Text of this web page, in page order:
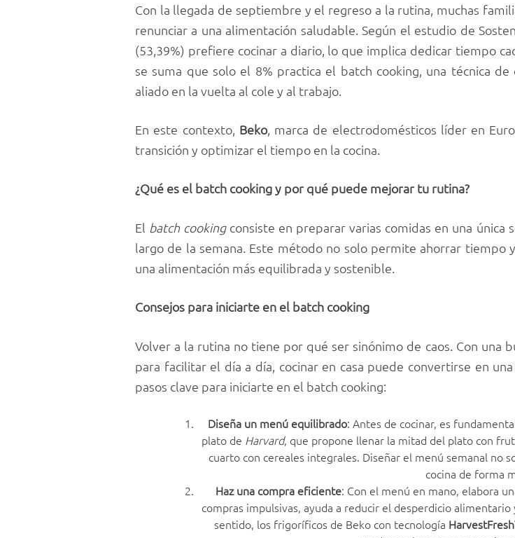
Con la llegada de septiembre y el regreso a la rutina, muchas
renunciar a una alimentación saludable. Según el estudio de
(53,39%) prefiere cocinar a diario, lo que implica dedicar tiempo
se suma que solo el 8% practica el batch cooking, una técnica
aliado en la vuelta al cole y al trabajo.
En este contexto, Beko, marca de electrodomésticos líder en
transición y optimizar el tiempo en la cocina.
¿Qué es el batch cooking y por qué puede mejorar tu rutina?
El batch cooking consiste en preparar varias comidas en una única
largo de la semana. Este método no solo permite ahorrar
una alimentación más equilibrada y sostenible.
Consejos para iniciarte en el batch cooking
Volver a la rutina no tiene por qué ser sinónimo de caos. Con una
para facilitar el día a día, cocinar en casa puede convertirse en
pasos clave para iniciarte en el batch cooking:
Diseña un menú equilibrado: Antes de cocinar, es
plato de Harvard, que propone llenar la mitad del plato con
cuarto con cereales integrales. Diseñar el menú semanal no
cocina de forma
Haz una compra eficiente: Con el menú en mano, elabora
compras impulsivas, ayuda a reducir el desperdicio
sentido, los frigoríficos de Beko con tecnología